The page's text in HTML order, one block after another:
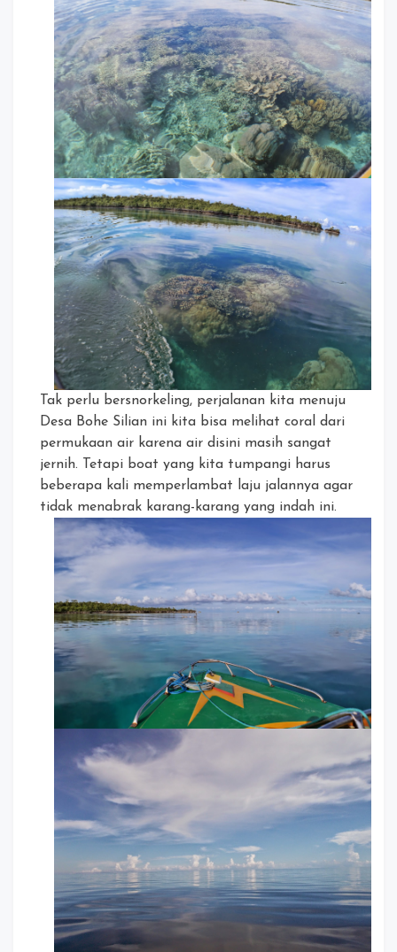
Tak perlu bersnorkeling, perjalanan kita menuju
Desa Bohe Silian ini kita bisa melihat coral dari
permukaan air karena air disini masih sangat
jernih. Tetapi boat yang kita tumpangi harus
beberapa kali memperlambat laju jalannya agar
tidak menabrak karang-karang yang indah ini.